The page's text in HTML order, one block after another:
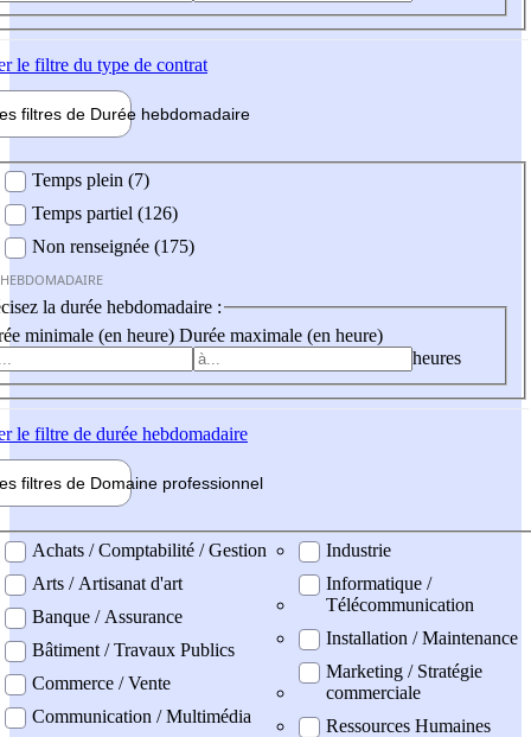
le filtre du type de contrat
filtres de Durée hebdomadaire
Temps plein (7)
Temps partiel (126)
Non renseignée (175)
la durée hebdomadaire :
minimale (en heure) Durée maximale (en heure)
heures
le filtre de durée hebdomadaire
filtres de Domaine professionnel
professionel
Achats / Comptabilité / Gestion
Arts / Artisanat d'art
Banque / Assurance
Bâtiment / Travaux Publics
Commerce / Vente
Communication / Multimédia
Industrie
Informatique /
Télécommunication
Installation / Maintenance
Marketing / Stratégie
commerciale
Ressources Humaines